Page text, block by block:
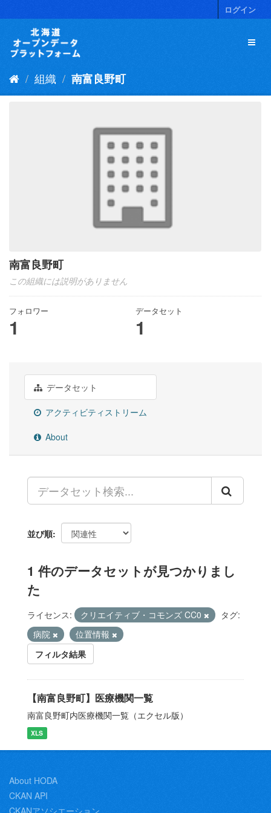
キ
ログイン
組織 南富良野町
南富良野町
この組織には説明がありません
フォロワー
1
データセット
1
データセット
アクティビティストリーム
About
並び順
1 件のデータセットが見つかりまし
た
ライセンス: クリエイティブ・コモンズ CC0
タグ:
病院
位置情報
フィルタ結果
【南富良野町】医療機関一覧
南富良野町内医療機関一覧（エクセル版）
XLS
About HODA
CKAN API